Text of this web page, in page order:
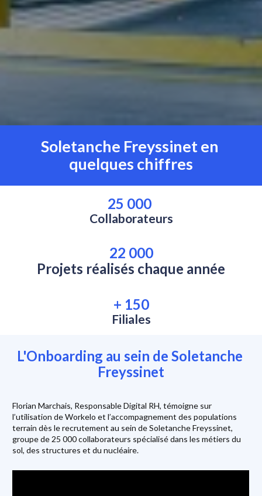
Soletanche Freyssinet en
quelques chiffres
25 000
Collaborateurs
22 000
Projets réalisés chaque année
+ 150
Filiales
L'Onboarding au sein de Soletanche
Freyssinet
Florian Marchais, Responsable Digital RH, témoigne sur
l’utilisation de Workelo et l’accompagnement des populations
terrain dès le recrutement au sein de Soletanche Freyssinet,
groupe de 25 000 collaborateurs spécialisé dans les métiers du
sol, des structures et du nucléaire.